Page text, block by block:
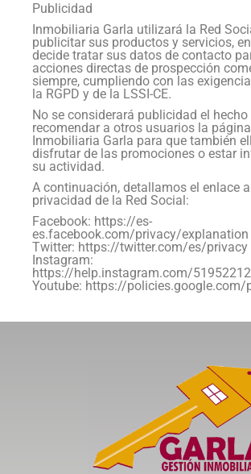
Publicidad
Inmobiliaria Garla utilizará la Red
publicitar sus productos y servicios,
decide tratar sus datos de contacto
acciones directas de prospección
siempre, cumpliendo con las
la RGPD y de la LSSI-CE.
No se considerará publicidad el hecho
recomendar a otros usuarios la
Inmobiliaria Garla para que también
disfrutar de las promociones o estar
su actividad.
A continuación, detallamos el enlace
privacidad de la Red Social:
Facebook: https://es-
es.facebook.com/privacy/explanation
Twitter: https://twitter.com/es/privacy
Instagram:
https://help.instagram.com/
Youtube: https://policies.google.com/